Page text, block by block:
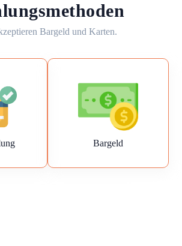
Bargeld und Karten.
Bargeld